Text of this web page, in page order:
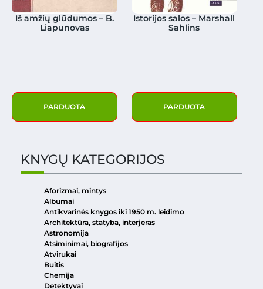
Iš amžių glūdumos – B.
Liapunovas
PARDUOTA
Istorijos salos – Marshall
Sahlins
PARDUOTA
KNYGŲ KATEGORIJOS
Aforizmai, mintys
Albumai
Antikvarinės knygos iki 1950 m. leidimo
Architektūra, statyba, interjeras
Astronomija
Atsiminimai, biografijos
Atvirukai
Buitis
Chemija
Detektyvai